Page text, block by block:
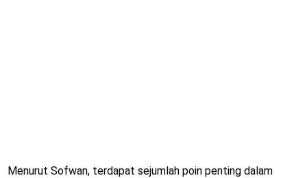
Menurut Sofwan, terdapat sejumlah poin penting dalam